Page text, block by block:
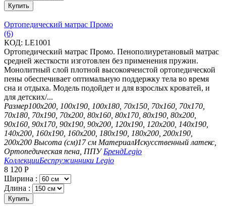
Купить
Ортопедический матрас Промо
(6)
КОД: LE1001
Ортопедический матрас Промо. Пенополиуретановый матрас
средней жесткости изготовлен без применения пружин.
Монолитный слой плотной высокоячеистой ортопедической
пены обеспечивает оптимальную поддержку тела во время
сна и отдыха. Модель подойдет и для взрослых кроватей, и
для детских/...
Размер100х200, 100х190, 100х180, 70х150, 70х160, 70х170,
70х180, 70х190, 70х200, 80х160, 80х170, 80х190, 80х200,
90х160, 90х170, 90х190, 90х200, 120х190, 120х200, 140х190,
140х200, 160х190, 160х200, 180х190, 180х200, 200х190,
200х200 Высота (см)17 см МатериалИскусственный латекс,
Ортопедическая пена, ППУ БрендLegio
КоллекцииБеспружинники Legio
8 120 Р
Ширина :
Длина :
Купить